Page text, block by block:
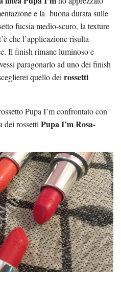
e la buona durata sulle
fucsia medio-scuro, la texture
che l’applicazione risulta
Il finish rimane luminoso e
paragonarlo ad uno dei finish
quello dei rossetti
Pupa I’m confrontato con
dei rossetti Pupa I’m Rosa-